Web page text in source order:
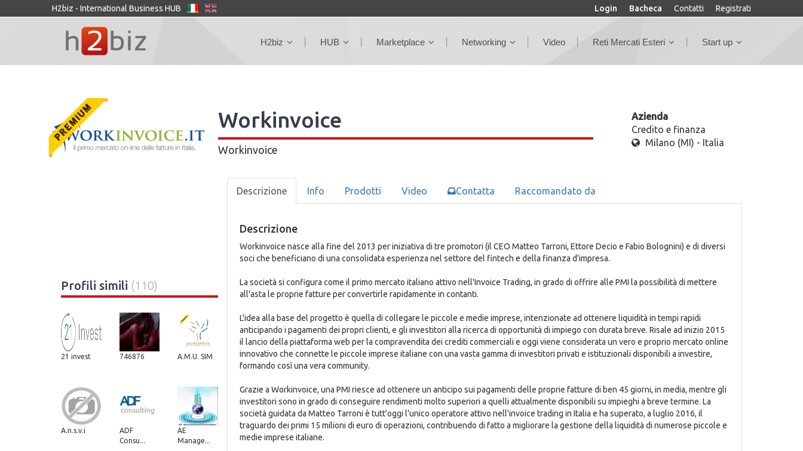
H2biz - International Business HUB Login Bacheca Contatti Registrati
H2biz HUB Marketplace Networking Video Reti Mercati Esteri Start up
Workinvoice
Workinvoice
Azienda
Credito e finanza
Milano (MI) - Italia
Profili simili (110)
21 invest 746876 A.M.U. SIM
A.n.s.v.i
ADF
Consu...
AE
Manage...
Descrizione Info Prodotti Video Contatta Raccomandato da
Descrizione
Workinvoice nasce alla fine del 2013 per iniziativa di tre promotori (il CEO Matteo Tarroni, Ettore Decio e Fabio Bolognini) e di diversi
soci che beneficiano di una consolidata esperienza nel settore del fintech e della finanza d'impresa.
La società si configura come il primo mercato italiano attivo nell'Invoice Trading, in grado di offrire alle PMI la possibilità di mettere
all'asta le proprie fatture per convertirle rapidamente in contanti.
L'idea alla base del progetto è quella di collegare le piccole e medie imprese, intenzionate ad ottenere liquidità in tempi rapidi
anticipando i pagamenti dei propri clienti, e gli investitori alla ricerca di opportunità di impiego con durata breve. Risale ad inizio 2015
il lancio della piattaforma web per la compravendita dei crediti commerciali e oggi viene considerata un vero e proprio mercato online
innovativo che connette le piccole imprese italiane con una vasta gamma di investitori privati e istituzionali disponibili a investire,
formando così una vera community.
Grazie a Workinvoice, una PMI riesce ad ottenere un anticipo sui pagamenti delle proprie fatture di ben 45 giorni, in media, mentre gli
investitori sono in grado di conseguire rendimenti molto superiori a quelli attualmente disponibili su impieghi a breve termine. La
società guidata da Matteo Tarroni è tutt'oggi l'unico operatore attivo nell'invoice trading in Italia e ha superato, a luglio 2016, il
traguardo dei primi 15 milioni di euro di operazioni, contribuendo di fatto a migliorare la gestione della liquidità di numerose piccole e
medie imprese italiane.